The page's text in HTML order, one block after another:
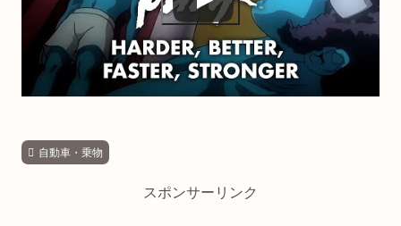
自動車・乗物
スポンサーリンク